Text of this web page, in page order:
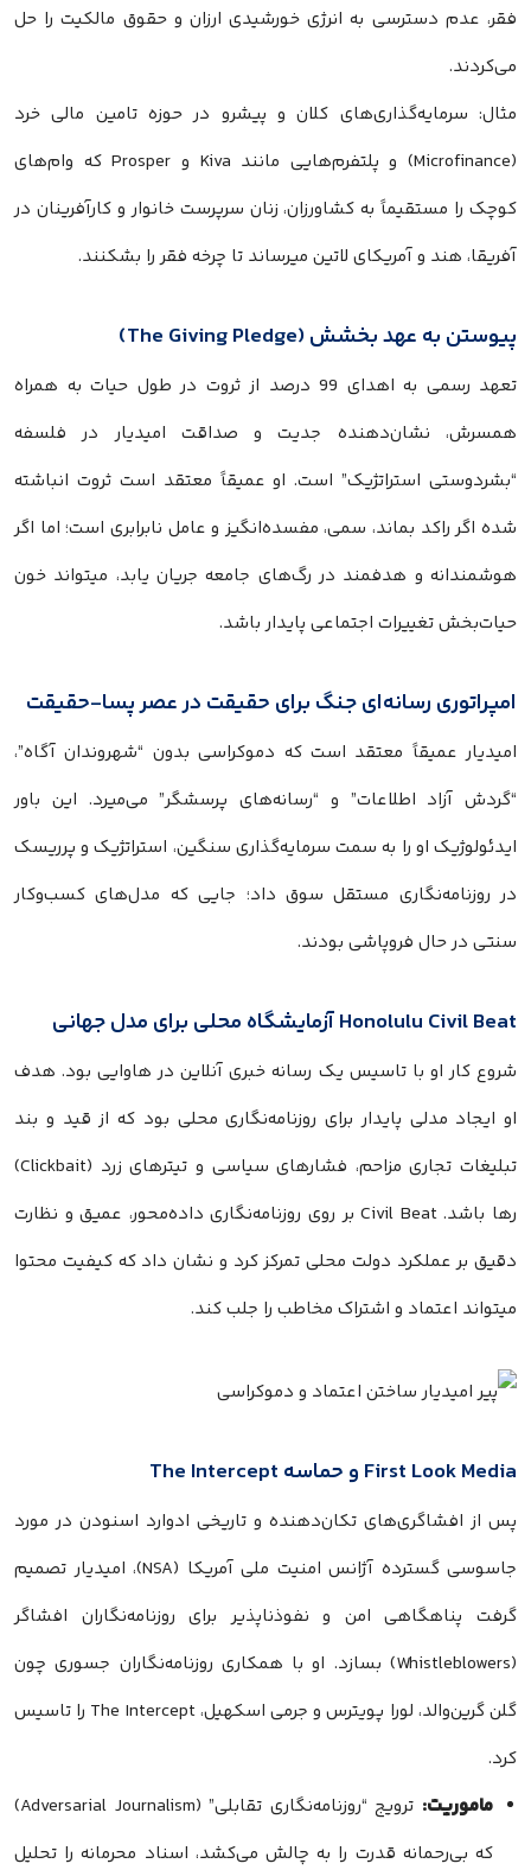
فقر، عدم دسترسی به انرژی خورشیدی ارزان و حقوق مالکیت را حل
می‌کردند.
مثال: سرمایه‌گذاری‌های کلان و پیشرو در حوزه تامین مالی خرد
(Microfinance) و پلتفرم‌هایی مانند Kiva و Prosper که وام‌های
کوچک را مستقیماً به کشاورزان، زنان سرپرست خانوار و کارآفرینان در
آفریقا، هند و آمریکای لاتین میرساند تا چرخه فقر را بشکنند.
پیوستن به عهد بخشش (The Giving Pledge)
تعهد رسمی به اهدای 99 درصد از ثروت در طول حیات به همراه
همسرش، نشان‌دهنده جدیت و صداقت امیدیار در فلسفه
“بشردوستی استراتژیک” است. او عمیقاً معتقد است ثروت انباشته
شده اگر راکد بماند، سمی، مفسده‌انگیز و عامل نابرابری است؛ اما اگر
هوشمندانه و هدفمند در رگ‌های جامعه جریان یابد، میتواند خون
حیات‌بخش تغییرات اجتماعی پایدار باشد.
امپراتوری رسانه‌ای جنگ برای حقیقت در عصر پسا-حقیقت
امیدیار عمیقاً معتقد است که دموکراسی بدون “شهروندان آگاه”،
“گردش آزاد اطلاعات” و “رسانه‌های پرسشگر” می‌میرد. این باور
ایدئولوژیک او را به سمت سرمایه‌گذاری سنگین، استراتژیک و پرریسک
در روزنامه‌نگاری مستقل سوق داد؛ جایی که مدل‌های کسب‌وکار
سنتی در حال فروپاشی بودند.
Honolulu Civil Beat آزمایشگاه محلی برای مدل جهانی
شروع کار او با تاسیس یک رسانه خبری آنلاین در هاوایی بود. هدف
او ایجاد مدلی پایدار برای روزنامه‌نگاری محلی بود که از قید و بند
تبلیغات تجاری مزاحم، فشارهای سیاسی و تیترهای زرد (Clickbait)
رها باشد. Civil Beat بر روی روزنامه‌نگاری داده‌محور، عمیق و نظارت
دقیق بر عملکرد دولت محلی تمرکز کرد و نشان داد که کیفیت محتوا
میتواند اعتماد و اشتراک مخاطب را جلب کند.
First Look Media و حماسه The Intercept
پس از افشاگری‌های تکان‌دهنده و تاریخی ادوارد اسنودن در مورد
جاسوسی گسترده آژانس امنیت ملی آمریکا (NSA)، امیدیار تصمیم
گرفت پناهگاهی امن و نفوذناپذیر برای روزنامه‌نگاران افشاگر
(Whistleblowers) بسازد. او با همکاری روزنامه‌نگاران جسوری چون
گلن گرین‌والد، لورا پویترس و جرمی اسکهیل، The Intercept را تاسیس
کرد.
ماموریت:
ترویج “روزنامه‌نگاری تقابلی” (Adversarial Journalism)
که بی‌رحمانه قدرت را به چالش می‌کشد، اسناد محرمانه را تحلیل